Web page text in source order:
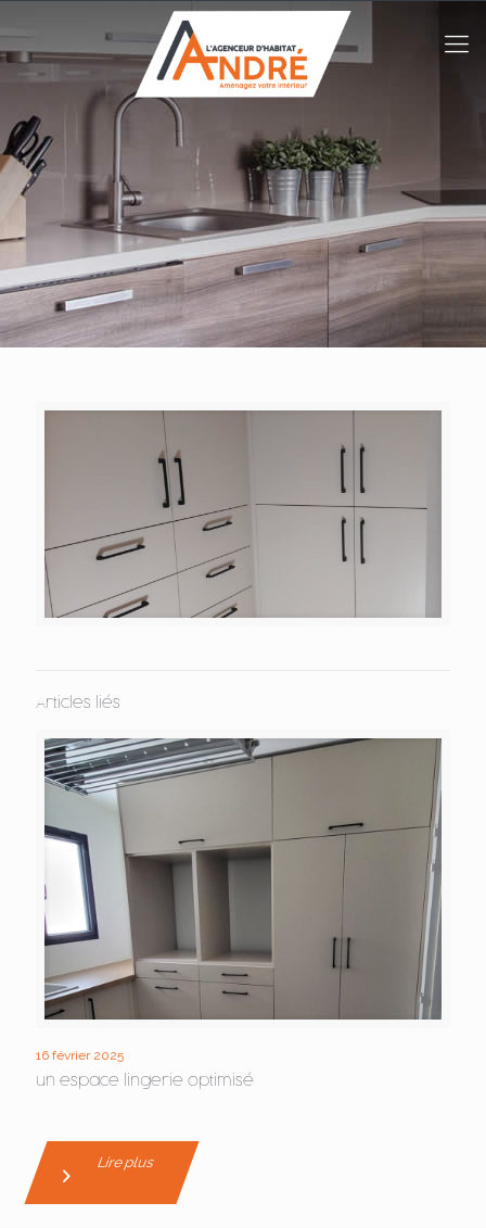
Articles liés
16 février 2025
un espace lingerie optimisé
Lire plus